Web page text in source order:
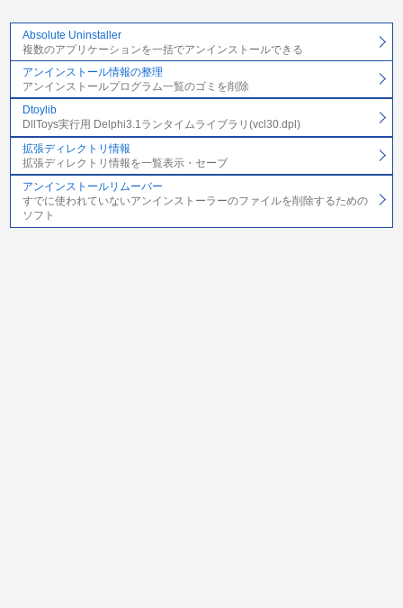
Absolute Uninstaller
複数のアプリケーションを一括でアンインストールできる
アンインストール情報の整理
アンインストールプログラム一覧のゴミを削除
Dtoylib
DllToys実行用 Delphi3.1ランタイムライブラリ(vcl30.dpl)
拡張ディレクトリ情報
拡張ディレクトリ情報を一覧表示・セーブ
アンインストールリムーバー
すでに使われていないアンインストーラーのファイルを削除するための
ソフト